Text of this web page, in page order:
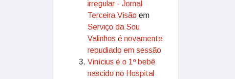
irregular - Jornal
Terceira Visão em
Serviço da Sou
Valinhos é novamente
repudiado em sessão
Vinícius é o 1º bebê
nascido no Hospital